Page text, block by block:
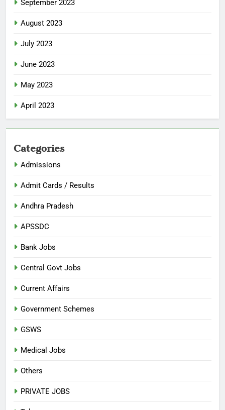
September 2023
August 2023
July 2023
June 2023
May 2023
April 2023
Categories
Admissions
Admit Cards / Results
Andhra Pradesh
APSSDC
Bank Jobs
Central Govt Jobs
Current Affairs
Government Schemes
GSWS
Medical Jobs
Others
PRIVATE JOBS